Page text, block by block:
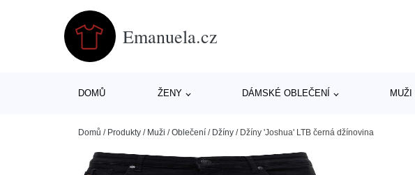
Emanuela.cz
DOMŮ ŽENY DÁMSKÉ OBLEČENÍ MUŽI
Domů / Produkty / Muži /Oblečení / Džíny / Džíny 'Joshua' LTB černá džínovina